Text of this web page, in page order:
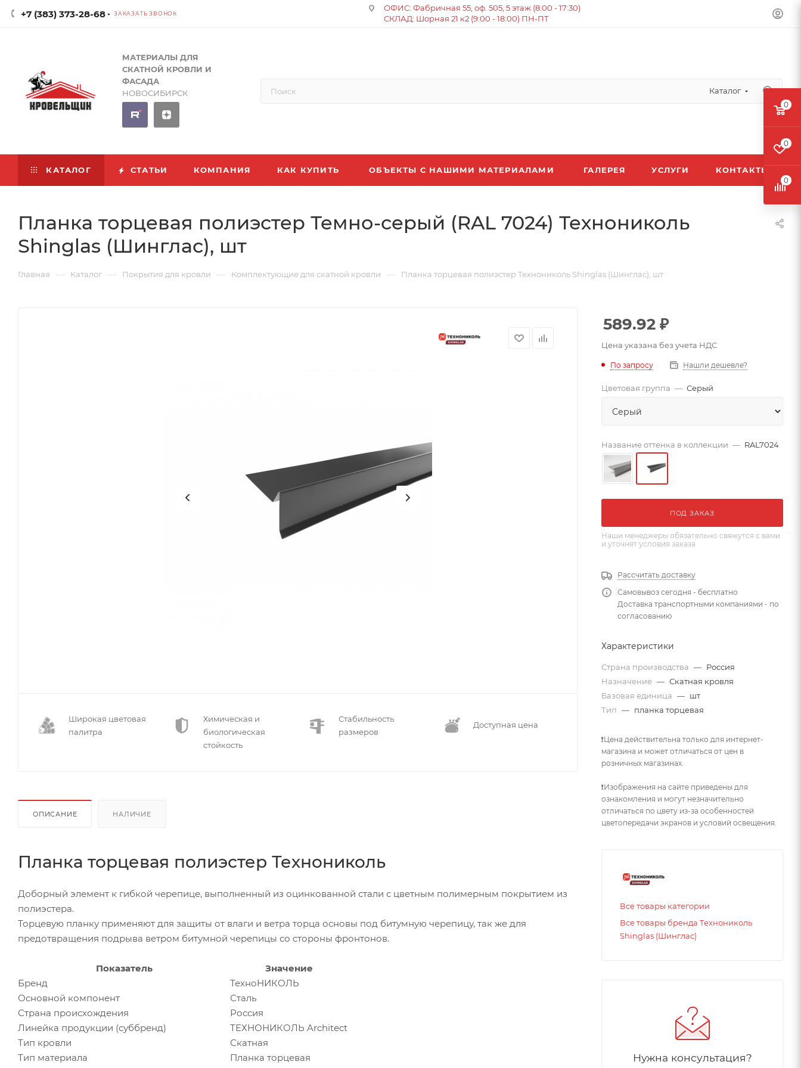
+7 (383) 373-28-68 ЗАКАЗАТЬ ЗВОНОК
ОФИС: Фабричная 55, оф. 505, 5 этаж (8:00 - 17:30)
СКЛАД: Шорная 21 к2 (9:00 - 18:00) ПН-ПТ
МАТЕРИАЛЫ ДЛЯ
СКАТНОЙ КРОВЛИ И
ФАСАДА
НОВОСИБИРСК
Каталог
КАТАЛОГ СТАТЬИ КОМПАНИЯ КАК КУПИТЬ ОБЪЕКТЫ С НАШИМИ МАТЕРИАЛАМИ ГАЛЕРЕЯ УСЛУГИ КОНТАКТЫ
Планка торцевая полиэстер Темно-серый (RAL 7024) Технониколь
Shinglas (Шинглас), шт
Главная — Каталог — Покрытия для кровли — Комплектующие для скатной кровли — Планка торцевая полиэстер Технониколь Shinglas (Шинглас), шт
Широкая цветовая
палитра
Химическая и
биологическая
стойкость
Стабильность
размеров
Доступная цена
ОПИСАНИЕ НАЛИЧИЕ
Планка торцевая полиэстер Технониколь
Доборный элемент к гибкой черепице, выполненный из оцинкованной стали с цветным полимерным покрытием из
полиэстера.
Торцевую планку применяют для защиты от влаги и ветра торца основы под битумную черепицу, так же для
предотвращения подрыва ветром битумной черепицы со стороны фронтонов.
Показатель
Значение
Бренд
ТехноНИКОЛЬ
Основной компонент
Сталь
Страна происхождения
Россия
Линейка продукции (суббренд)
ТЕХНОНИКОЛЬ Architect
Тип кровли
Скатная
Тип материала
Планка торцевая
589.92 ₽
Цена указана без учета НДС
По запросу Нашли дешевле?
Цветовая группа — Серый
Название оттенка в коллекции — RAL7024
ПОД ЗАКАЗ
Наши менеджеры обязательно свяжутся с вами
и уточнят условия заказа
Рассчитать доставку
Самовывоз сегодня - бесплатно
Доставка транспортными компаниями - по
согласованию
Характеристики
Страна производства — Россия
Назначение — Скатная кровля
Базовая единица — шт
Тип — планка торцевая
❗Цена действительна только для интернет-
магазина и может отличаться от цен в
розничных магазинах.
❗Изображения на сайте приведены для
ознакомления и могут незначительно
отличаться по цвету из-за особенностей
цветопередачи экранов и условий освещения.
Все товары категории
Все товары бренда Технониколь
Shinglas (Шинглас)
Нужна консультация?
0
0
0